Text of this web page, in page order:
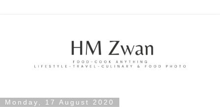
Monday, 17 August 2020